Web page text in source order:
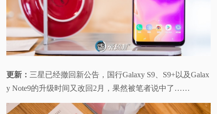
更新： 三星已经撤回新公告，国行Galaxy S9、S9+以及Galax
y Note9的升级时间又改回2月，果然被笔者说中了……